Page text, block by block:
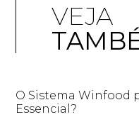
VEJA
O Sistema Winfood
Essencial?